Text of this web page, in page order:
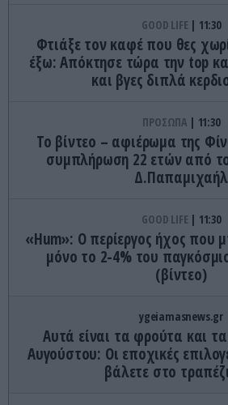
GOOD LIFE 11:30
Φτιάξε τον καφέ που θες
έξω: Απόκτησε τώρα την top
και βγες διπλά
ΠΡΟΣΩΠΑ 11:30
Το βίντεο – αφιέρωμα της
συμπλήρωση 22 ετών από
Δ.Παπαμιχαήλ
GOOD LIFE 11:30
«Hum»: O περίεργος ήχος που
μόνο το 2-4% του
(βίντεο)
ygeiamasnews.gr
Αυτά είναι τα φρούτα και
Αυγούστου: Οι εποχικές
βάλετε στο